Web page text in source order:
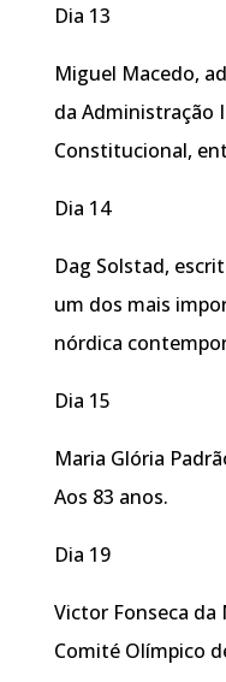
Dia 13
Miguel Macedo,
da Administração
Constitucional,
Dia 14
Dag Solstad,
um dos mais
nórdica
Dia 15
Maria Glória
Aos 83 anos.
Dia 19
Victor Fonseca
Comité Olímpico